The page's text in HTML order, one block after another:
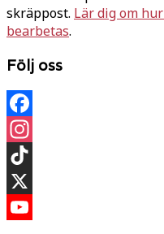
skräppost. Lär dig om
bearbetas.
Följ oss
Facebook
Instagram
TikTok
X